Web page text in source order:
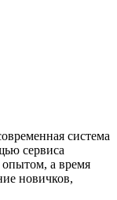
система
сервиса
опытом, а время
новичков,